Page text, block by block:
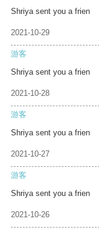
Shriya sent you a frien
2021-10-29
游客
Shriya sent you a frien
2021-10-28
游客
Shriya sent you a frien
2021-10-27
游客
Shriya sent you a frien
2021-10-26